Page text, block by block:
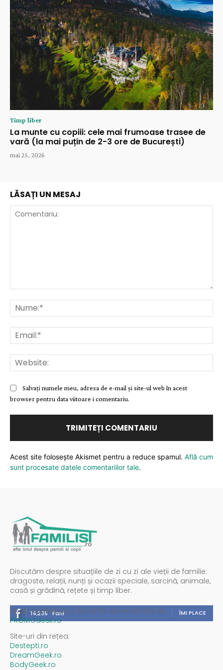
Timp liber
La munte cu copiii: cele mai frumoase trasee de
vară (la mai puțin de 2-3 ore de București)
mai 25, 2026
LĂSAȚI UN MESAJ
Salvați numele meu, adresa de e-mail și site-ul web în acest
browser pentru data viitoare i comentariu.
Acest site folosește Akismet pentru a reduce spamul. Află cum
sunt procesate datele comentariilor tale.
Discutăm despre situațiile de zi cu zi ale vieții de familie:
dragoste, relații, nunți și ocazii speciale, sarcină, animale,
casă și grădină, rețete și timp liber.
14,235 Fani ÎMI PLACE
Spații publicitare / reclamă administrată de
PROMOdesk.ro
Site-uri din rețea:
Destepti.ro
DreamGeek.ro
BodyGeek.ro